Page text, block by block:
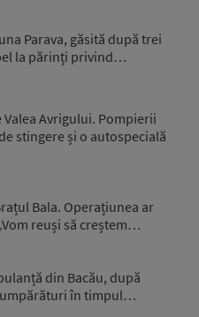
Parava, găsită după trei
la părinți privind…
Avrigului. Pompierii
stingere și o autospecială
Bala. Operațiunea ar
reuși să creștem…
din Bacău, după
în timpul…